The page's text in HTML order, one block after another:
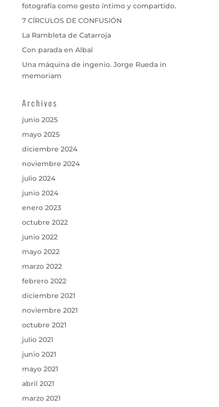
fotografía como gesto íntimo y compartido.
7 CÍRCULOS DE CONFUSIÓN
La Rambleta de Catarroja
Con parada en Albal
Una máquina de ingenio. Jorge Rueda in
memoriam
Archivos
junio 2025
mayo 2025
diciembre 2024
noviembre 2024
julio 2024
junio 2024
enero 2023
octubre 2022
junio 2022
mayo 2022
marzo 2022
febrero 2022
diciembre 2021
noviembre 2021
octubre 2021
julio 2021
junio 2021
mayo 2021
abril 2021
marzo 2021